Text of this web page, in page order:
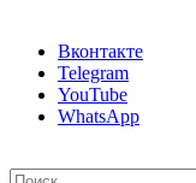
Вконтакте
Telegram
YouTube
WhatsApp